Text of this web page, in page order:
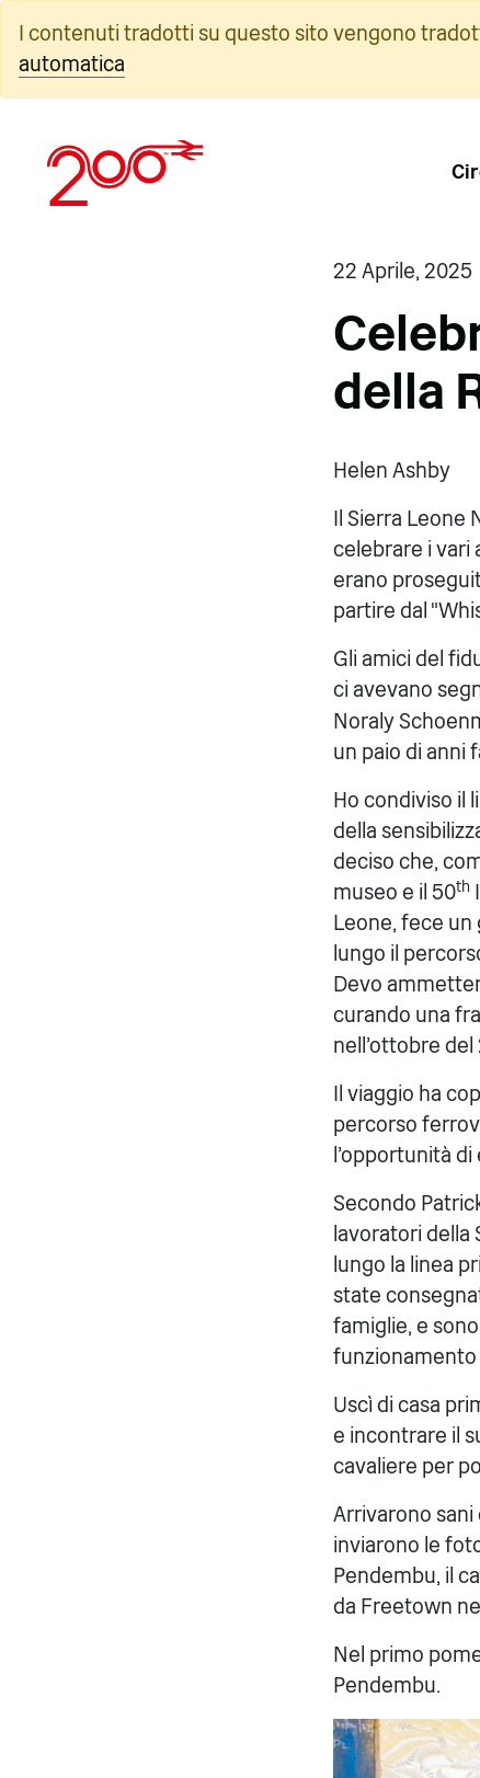
contenuto
I contenuti tradotti su questo sito vengono
automatica
22 Aprile, 2025
della
Helen Ashby
Il Sierra Leone
celebrare i vari
erano
partire dal
Gli amici del
ci avevano
Noraly
un paio di anni
Ho condiviso il
della
deciso che,
museo e il 50th
Leone, fece
lungo il
Devo
curando una
nell'ottobre del
Il viaggio ha
percorso
l'opportunità
Secondo
lavoratori della
lungo la linea
state
famiglie, e
funzionamento
Uscì di casa
e incontrare il
cavaliere per
Arrivarono sani
inviarono le
Pendembu, il
da Freetown
Nel primo
Pendembu.